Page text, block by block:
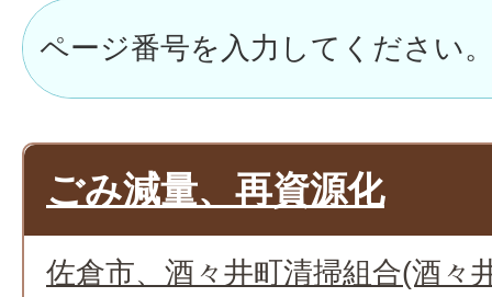
ごみ減量、再資源化
佐倉市、酒々井町清掃組合(酒々